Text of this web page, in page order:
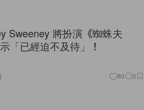
Sweeney 將扮演《蜘蛛夫
「已經迫不及待」！
80 0